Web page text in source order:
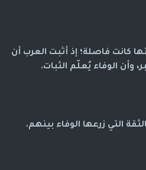
كانت فاصلة؛ إذ أثبت العرب أن
وأن الوفاء يُعلّم الثبات.
التي زرعها الوفاء بينهم.